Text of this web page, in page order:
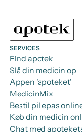
SERVICES
Find apotek
Slå din medicin op
Appen 'apoteket'
MedicinMix
Bestil pillepas
Køb din medicin
Chat med